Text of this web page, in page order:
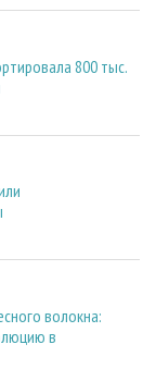
800 тыс.
волокна:
в